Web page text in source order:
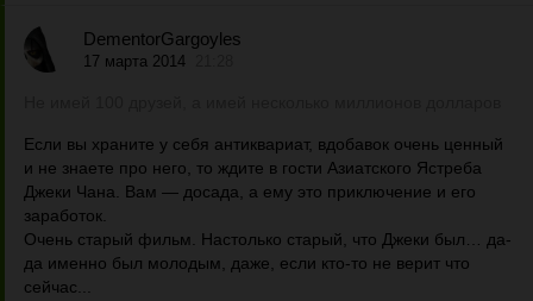
DementorGargoyles
17 марта 2014
Если вы храните у себя антиквариат, вдобавок очень ценный
и не знаете про него, то ждите в гости Азиатского Ястреба
Джеки Чана. Вам — досада, а ему это приключение и его
заработок.
Очень старый фильм. Настолько старый, что Джеки был… да-
да именно был молодым, даже, если кто-то не верит что
сейчас...